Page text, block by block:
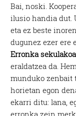
Bai, noski.
ilusio handia dut.
eta ez beste
dugunez ezer ere
Erronka
eraldatzea da.
munduko zenbait
horietan egon
ekarri ditu: lana,